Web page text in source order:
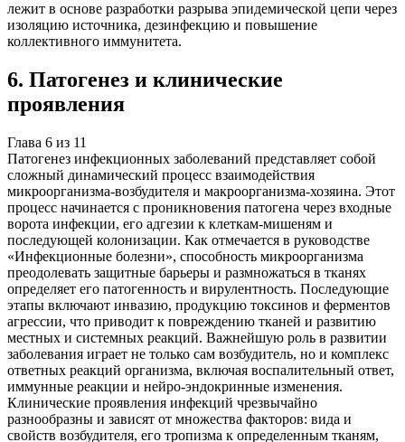
лежит в основе разработки разрыва эпидемической цепи через
изоляцию источника, дезинфекцию и повышение
коллективного иммунитета.
6. Патогенез и клинические
проявления
Глава 6 из 11
Патогенез инфекционных заболеваний представляет собой
сложный динамический процесс взаимодействия
микроорганизма-возбудителя и макроорганизма-хозяина. Этот
процесс начинается с проникновения патогена через входные
ворота инфекции, его адгезии к клеткам-мишеням и
последующей колонизации. Как отмечается в руководстве
«Инфекционные болезни», способность микроорганизма
преодолевать защитные барьеры и размножаться в тканях
определяет его патогенность и вирулентность. Последующие
этапы включают инвазию, продукцию токсинов и ферментов
агрессии, что приводит к повреждению тканей и развитию
местных и системных реакций. Важнейшую роль в развитии
заболевания играет не только сам возбудитель, но и комплекс
ответных реакций организма, включая воспалительный ответ,
иммунные реакции и нейро-эндокринные изменения.
Клинические проявления инфекций чрезвычайно
разнообразны и зависят от множества факторов: вида и
свойств возбудителя, его тропизма к определенным тканям,